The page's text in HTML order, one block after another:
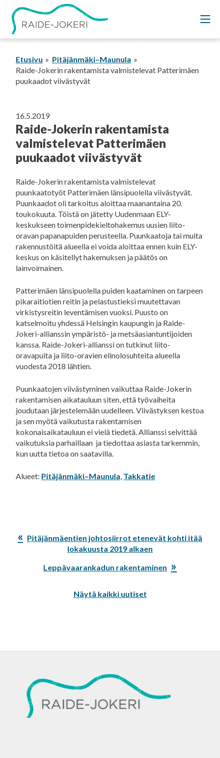
Siirry
sisältöön
Etusivu
Pitäjänmäki–Maunula
Raide-Jokerin rakentamista valmistelevat Patterimäen
puukaadot viivästyvät
16.5.2019
Raide-Jokerin rakentamista
valmistelevat Patterimäen
puukaadot viivästyvät
Raide-Jokerin rakentamista valmistelevat
puunkaatotyöt Patterimäen länsipuolella viivästyvät.
Puunkaadot oli tarkoitus aloittaa maanantaina 20.
toukokuuta. Töistä on jätetty Uudenmaan ELY-
keskukseen toimenpidekieltohakemus uusien liito-
oravan papanapuiden perusteella. Puunkaatoja tai muita
rakennustöitä alueella ei voida aloittaa ennen kuin ELY-
keskus on käsitellyt hakemuksen ja päätös on
lainvoimainen.
Patterimäen länsipuolella puiden kaataminen on tarpeen
pikaraitiotien reitin ja pelastustieksi muutettavan
virkistysreitin leventämisen vuoksi. Puusto on
katselmoitu yhdessä Helsingin kaupungin ja Raide-
Jokeri-allianssin ympäristö- ja metsäasiantuntijoiden
kanssa. Raide-Jokeri-allianssi on tutkinut liito-
oravapuita ja liito-oravien elinolosuhteita alueella
vuodesta 2018 lähtien.
Puunkaatojen viivästyminen vaikuttaa Raide-Jokerin
rakentamisen aikatauluun siten, että työvaiheita
joudutaan järjestelemään uudelleen. Viivästyksen kestoa
ja sen myötä vaikutusta rakentamisen
kokonaisaikatauluun ei vielä tiedetä. Allianssi selvittää
vaikutuksia parhaillaan ja tiedottaa asiasta tarkemmin,
kun uutta tietoa on saatavilla.
Alueet: Pitäjänmäki–Maunula Takkatie
Edellinen
Pitäjänmäentien johtosiirrot etenevät kohti itää
lokakuusta 2019 alkaen
Seuraava
Leppävaarankadun rakentaminen
Näytä kaikki uutiset